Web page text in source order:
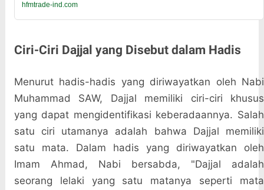
hfmtrade-ind.com
Ciri-Ciri Dajjal yang Disebut dalam Hadis
Menurut hadis-hadis yang diriwayatkan oleh Nabi
Muhammad SAW, Dajjal memiliki ciri-ciri khusus
yang dapat mengidentifikasi keberadaannya. Salah
satu ciri utamanya adalah bahwa Dajjal memiliki
satu mata. Dalam hadis yang diriwayatkan oleh
Imam Ahmad, Nabi bersabda, "Dajjal adalah
seorang lelaki yang satu matanya seperti mata